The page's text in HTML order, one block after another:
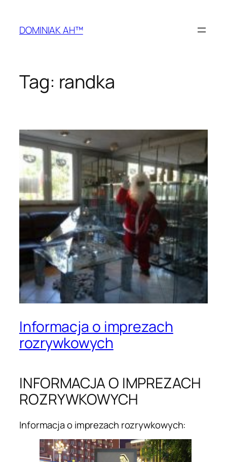
treściDOMINIAK AH™
Tag: randka
Informacja o imprezach
rozrywkowych
INFORMACJA O IMPREZACH
ROZRYWKOWYCH
Informacja o imprezach rozrywkowych: